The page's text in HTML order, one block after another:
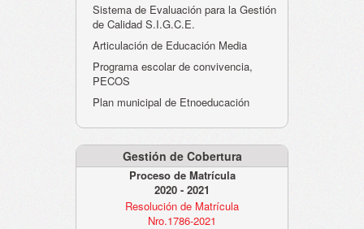
Sistema de Evaluación para la Gestión
de Calidad S.I.G.C.E.
Articulación de Educación Media
Programa escolar de convivencia,
PECOS
Plan municipal de Etnoeducación
Gestión de Cobertura
Proceso de Matrícula
2020 - 2021
Resolución de Matrícula
Nro.1786-2021